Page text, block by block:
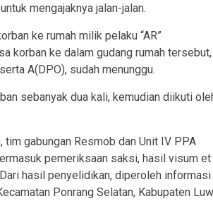
mengajaknya jalan-jalan.
ke rumah milik pelaku “AR”
korban ke dalam gudang rumah tersebut,
A(DPO), sudah menunggu.
sebanyak dua kali, kemudian diikuti
gabungan Resmob dan Unit IV PPA
pemeriksaan saksi, hasil visum et
hasil penyelidikan, diperoleh informasi
Ponrang Selatan, Kabupaten